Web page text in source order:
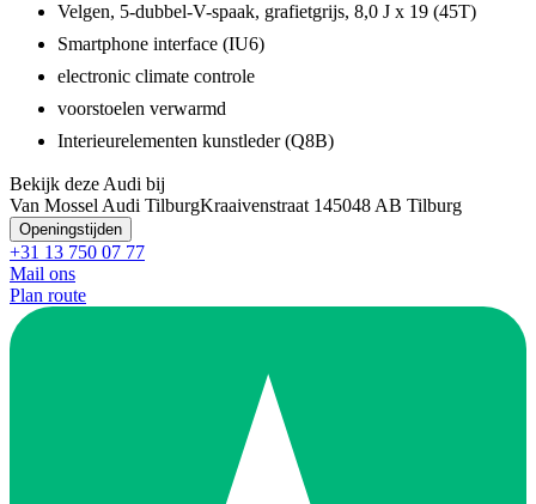
Velgen, 5-dubbel-V-spaak, grafietgrijs, 8,0 J x 19 (45T)
Smartphone interface (IU6)
electronic climate controle
voorstoelen verwarmd
Interieurelementen kunstleder (Q8B)
Bekijk deze Audi bij
Van Mossel Audi TilburgKraaivenstraat 145048 AB Tilburg
Openingstijden
+31 13 750 07 77
Mail ons
Plan route